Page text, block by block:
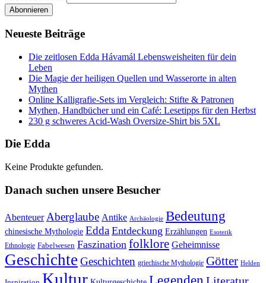
Neueste Beiträge
Die zeitlosen Edda Hávamál Lebensweisheiten für dein
Leben
Die Magie der heiligen Quellen und Wasserorte in alten
Mythen
Online Kalligrafie‑Sets im Vergleich: Stifte & Patronen
Mythen, Handbücher und ein Café: Lesetipps für den Herbst
230 g schweres Acid-Wash Oversize-Shirt bis 5XL
Die Edda
Keine Produkte gefunden.
Danach suchen unsere Besucher
Abenteuer Aberglaube Antike Archäologie Bedeutung
chinesische Mythologie Edda Entdeckung Erzählungen Esoterik
Ethnologie Fabelwesen Faszination folklore Geheimnisse
Geschichte Geschichten griechische Mythologie Götter Helden
Kultur Literatur